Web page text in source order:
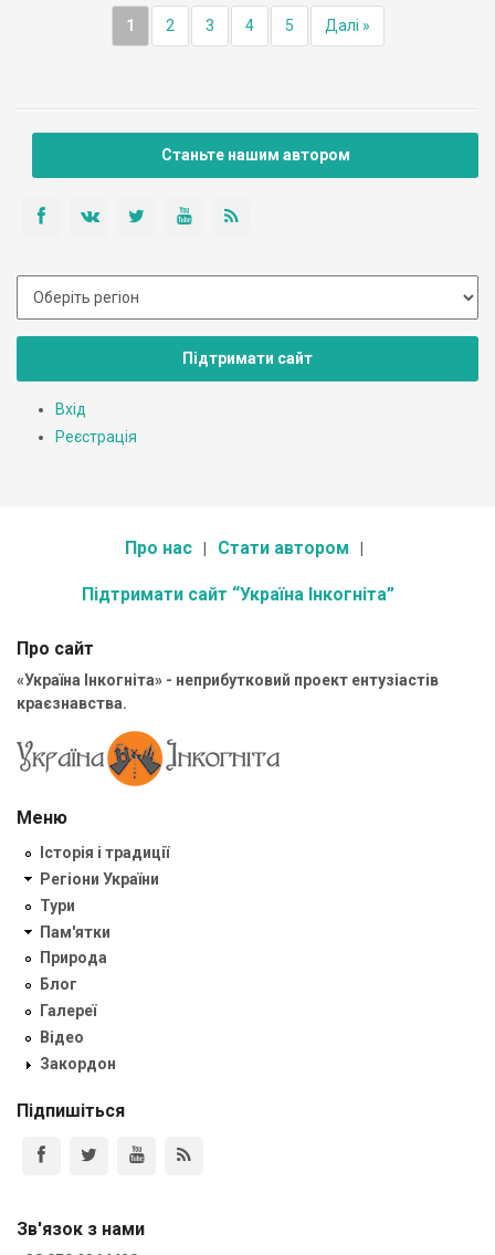
1 2 3 4 5 Далі »
Станьте нашим автором
Підтримати сайт
Вхід
Реєстрація
Про нас Стати автором
Підтримати сайт “Україна Інкогніта”
Про сайт
«Україна Інкогніта» - неприбутковий проект ентузіастів
краєзнавства.
Меню
Історія і традиції
Регіони України
Тури
Пам'ятки
Природа
Блог
Галереї
Відео
Закордон
Підпишіться
Зв'язок з нами